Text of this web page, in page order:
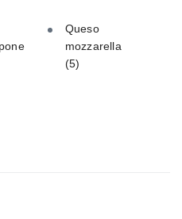
Queso
mozzarella
(5)